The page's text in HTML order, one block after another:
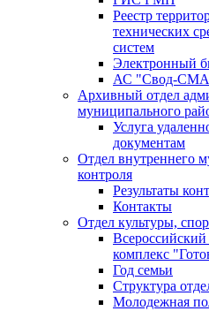
Реестр
технических
систем
Электронный
АС "Свод-
Архивный отдел
муниципального
Услуга
документам
Отдел внутреннего
контроля
Результаты
Контакты
Отдел культуры,
комплекс
Год семьи
Структура
Молодежная